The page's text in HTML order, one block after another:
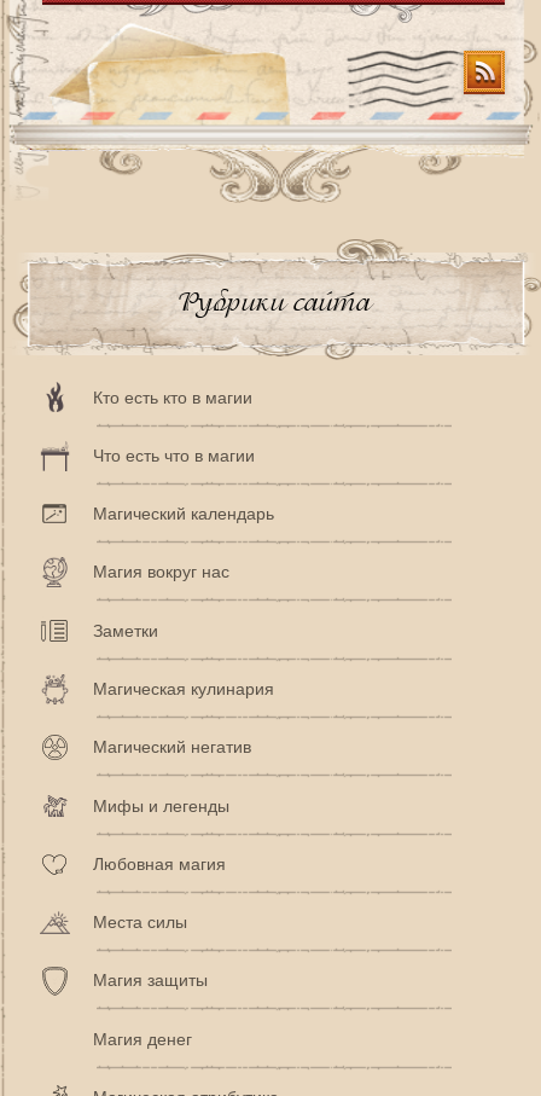
Рубрики сайта
Кто есть кто в магии
Что есть что в магии
Магический календарь
Магия вокруг нас
Заметки
Магическая кулинария
Магический негатив
Мифы и легенды
Любовная магия
Места силы
Магия защиты
Магия денег